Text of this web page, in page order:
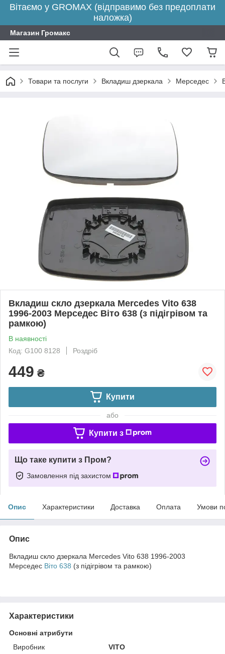
Вітаємо у GROMAX (відправимо без предоплати
наложка)
Магазин Громакс
Товари та послуги Вкладиш дзеркала Мерседес
Вкладиш скло дзеркала Mercedes Vito 638
1996-2003 Мерседес Віто 638 (з підігрівом та
рамкою)
В наявності
Код: G100 8128
Роздріб
449 ₴
Купити
або
Купити з
Що таке купити з Пром?
Замовлення під захистом
Опис Характеристики Доставка Оплата Умови
Опис
Вкладиш скло дзеркала Mercedes Vito 638 1996-2003
Мерседес Віто 638 (з підігрівом та рамкою)
Характеристики
Основні атрибути
Виробник
VITO